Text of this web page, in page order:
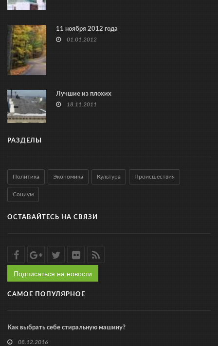
11 ноября 2012 года
01.01.2012
Лучшие из плохих
18.11.2011
РАЗДЕЛЫ
Политика Экономика Культура Происшествия
Социум
ОСТАВАЙТЕСЬ НА СВЯЗИ
Подписаться на новости
САМОЕ ПОПУЛЯРНОЕ
Как выбрать себе стиральную машину?
08.12.2016